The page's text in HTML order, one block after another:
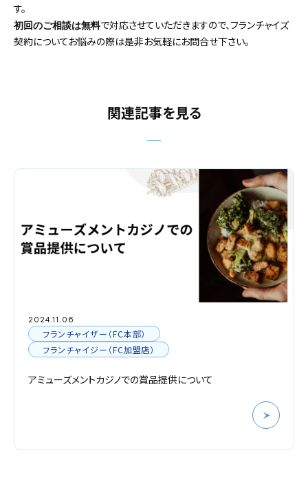
す。
初回のご相談は無料で対応させていただきますので、フランチャイズ
契約についてお悩みの際は是非お気軽にお問合せ下さい。
関連記事を見る
2024.11.06
フランチャイザー（FC本部）
フランチャイジー（FC加盟店）
アミューズメントカジノでの賞品提供について